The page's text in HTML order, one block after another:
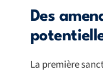
Des
La première